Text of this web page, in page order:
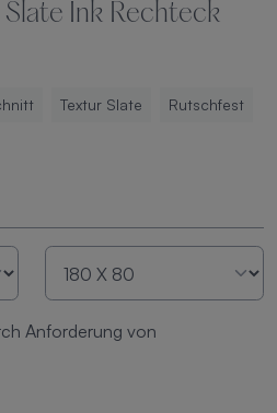
Ink Rechteck
Textur Slate Rutschfest
Anforderung von